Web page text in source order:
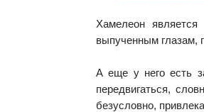
Хамелеон
выпученным глазам,
А еще у него есть
передвигаться,
безусловно,